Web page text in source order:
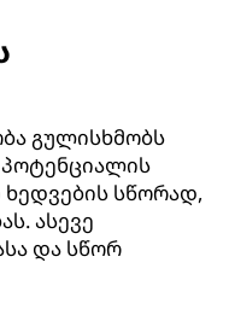
გულისხმობს
სწორად,
ასევე
და სწორ